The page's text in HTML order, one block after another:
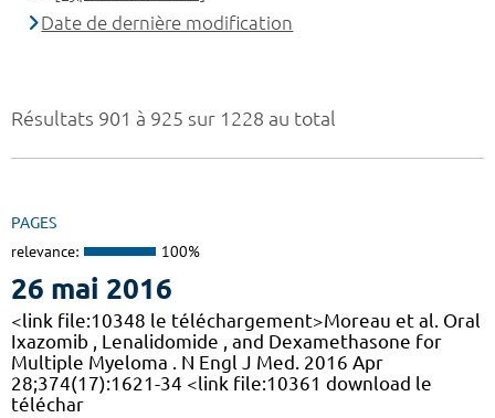
Résultats 901 à 925 sur 1228 au total
PAGES
relevance: 100%
26 mai 2016
<link file:10348 le téléchargement>Moreau et al. Oral
Ixazomib , Lenalidomide , and Dexamethasone for
Multiple Myeloma . N Engl J Med. 2016 Apr
28;374(17):1621-34 <link file:10361 download le
téléchar
Date de dernière modification